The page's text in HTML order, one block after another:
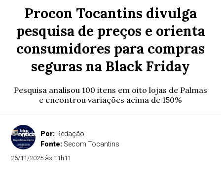
Procon Tocantins divulga
pesquisa de preços e orienta
consumidores para compras
seguras na Black Friday
Pesquisa analisou 100 itens em oito lojas de Palmas
e encontrou variações acima de 150%
Por: Redação
Fonte: Secom Tocantins
26/11/2025 às 11h11